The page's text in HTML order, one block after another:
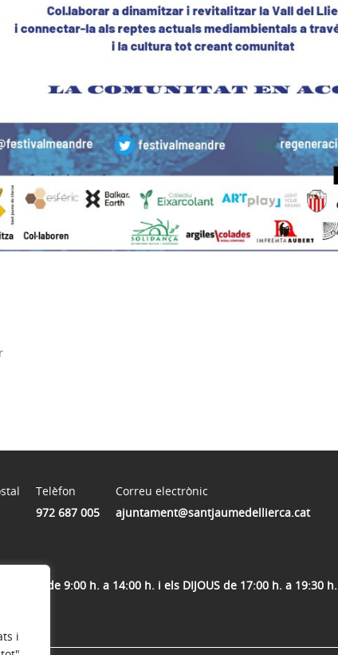
i
Telèfon
972 687 005
Correu electrònic
ajuntament@santjaumedellierca.cat
de 9:00 h. a 14:00 h. i els DIJOUS de 17:00 h. a 19:30 h.